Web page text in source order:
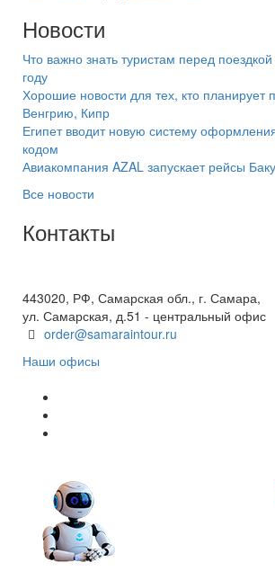
Новости
Что важно знать туристам перед
году
Хорошие новости для тех, кто планирует
Венгрию, Кипр
Египет вводит новую систему
кодом
Авиакомпания AZAL запускает рейсы
Все новости
Контакты
443020, РФ, Самарская обл., г. Самара,
ул. Самарская, д.51 - центральный офис
order@samaraintour.ru
Наши офисы